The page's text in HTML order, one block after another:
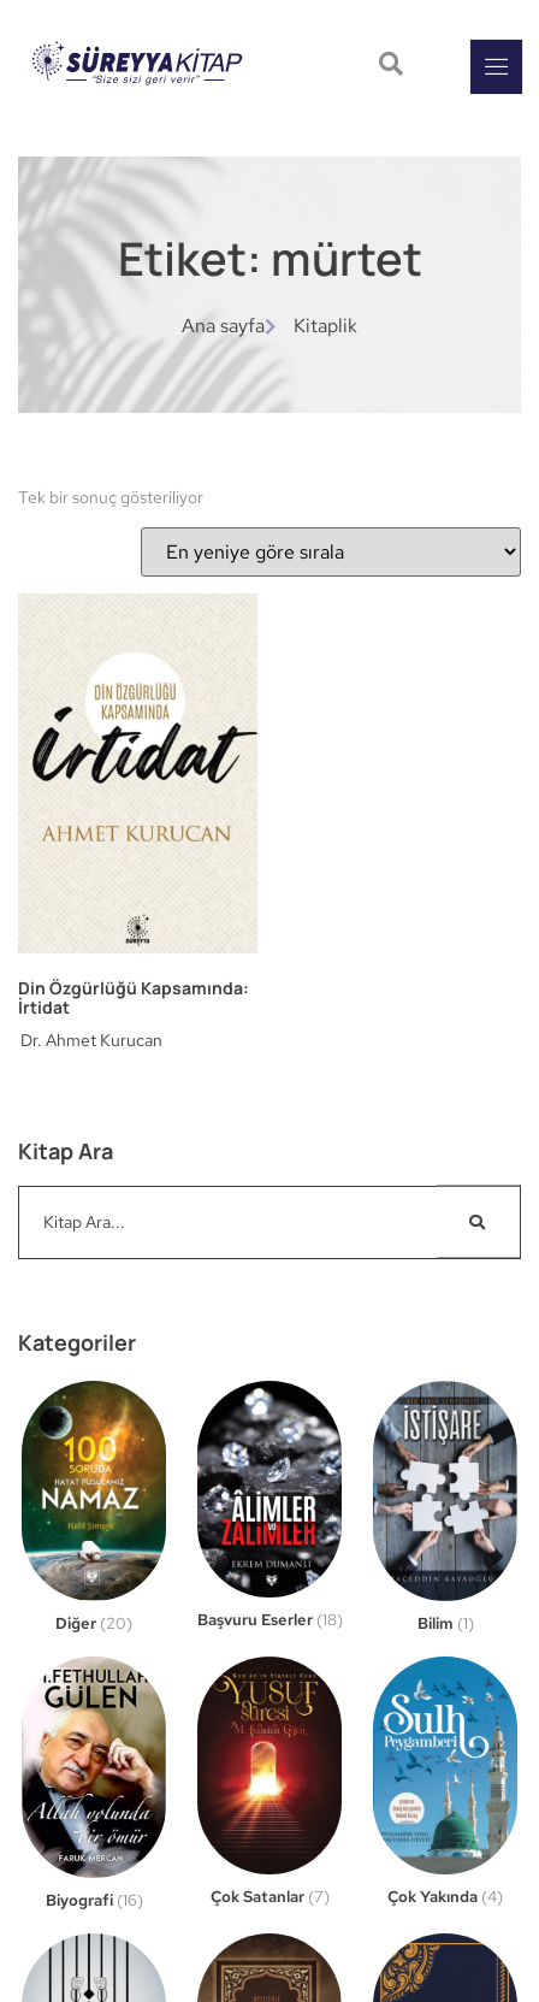
Etiket: mürtet
Ana sayfa Kitaplik
Kitap Ara
Kategoriler
Diğer (20) Başvuru Eserler (18) Bilim (1)
Biyografi (16) Çok Satanlar (7) Çok Yakında (4)
Tek bir sonuç gösteriliyor
Din Özgürlüğü Kapsamında:
İrtidat
Dr. Ahmet Kurucan